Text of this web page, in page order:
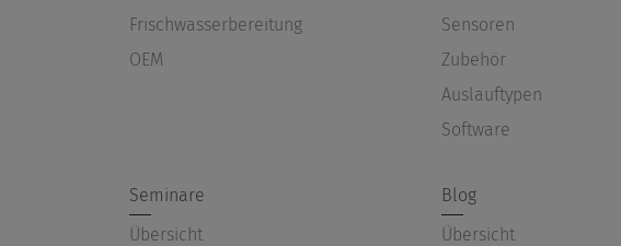
Frischwasserbereitung
OEM
Sensoren
Zubehör
Auslauftypen
Software
Seminare
Übersicht
Blog
Übersicht